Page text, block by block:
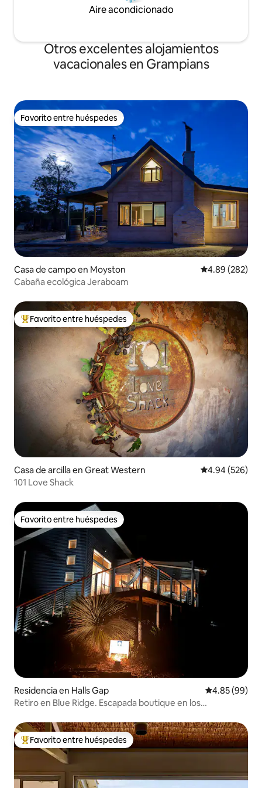
Aire acondicionado
Otros excelentes alojamientos
vacacionales en Grampians
Favorito entre huéspedes
Favorito entre huéspedes
Casa de campo en Moyston Calificación
4.89 (282)
Cabaña ecológica Jeraboam
De los mejores en Favorito entre huéspedes
Favorito entre huéspedes
Casa de arcilla en Great Western Calificación
4.94 (526)
101 Love Shack
Favorito entre huéspedes
Favorito entre huéspedes
Residencia en Halls Gap Calificación
4.85 (99)
Retiro en Blue Ridge. Escapada boutique en los
De los mejores en Favorito entre huéspedes
Favorito entre huéspedes